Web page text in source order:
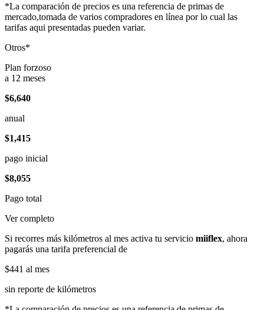
*La comparación de precios es una referencia de primas de
mercado,tomada de varios compradores en línea por lo cual las
tarifas aqui presentadas pueden variar.
Otros*
Plan forzoso
a 12 meses
$6,640
anual
$1,415
pago inicial
$8,055
Pago total
Ver completo
Si recorres más kilómetros al mes activa tu servicio miiflex, ahora
pagarás una tarifa preferencial de
$441 al mes
sin reporte de kilómetros